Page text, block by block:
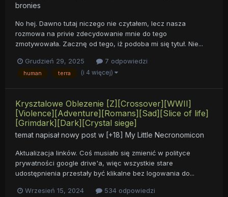
bronies
No hej. Dawno tutaj niczego nie czytałem, lecz nasza
rozmowa na privie zdecydowanie mnie do tego
zmotywowała. Zacznę od tego, iż podoba mi się tytuł. Nie...
Grudzień 29, 2025 7 odpowiedzi
human terra (i 4 więcej)
Krysztalowe Oblezenie [Z][Crossover][WWII]
[Violence][Adventure][Romans][Sad][Slice of life]
[Grimdark][Dark][Crystal siege]
temat napisał nowy post w [+18] My Little Necronomicon
Aktualizacja linków. Coś musiało się zmienić w polityce
prywatności google drive'a, więc wszystkie stare
udostępnienia przestały być klikalne bez logowania do...
Wrzesień 15, 2024 534 odpowiedzi